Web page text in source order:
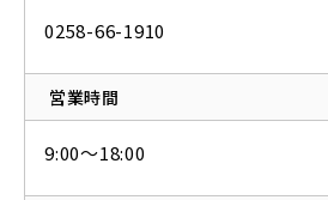
0258-66-1910
営業時間
9:00～18:00